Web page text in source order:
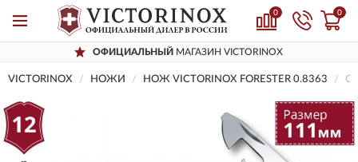
0 0
ОФИЦИАЛЬНЫЙ МАГАЗИН VICTORINOX
VICTORINOX НОЖИ НОЖ VICTORINOX FORESTER 0.8363